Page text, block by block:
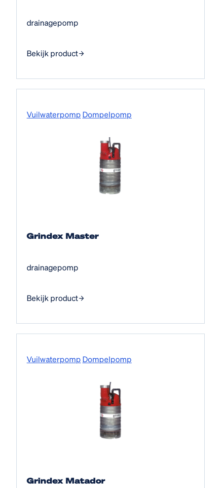
drainagepomp
Bekijk product
Vuilwaterpomp Dompelpomp
Grindex Master
drainagepomp
Bekijk product
Vuilwaterpomp Dompelpomp
Grindex Matador